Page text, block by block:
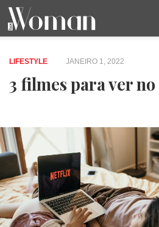
BELEZA
CAPA
LIFESTYLE
MODA
OPINIÃO
PESSOAS
SOCIEDADE
VIDEOS
LIFESTYLE JANEIRO 1, 2022
3 filmes para ver